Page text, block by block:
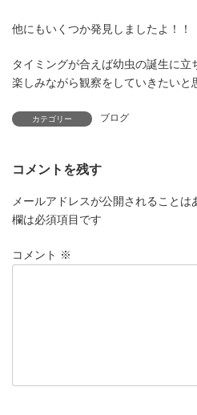
他にもいくつか発見しましたよ！！
タイミングが合えば幼虫の誕生に立
楽しみながら観察をしていきたいと
カテゴリー ブログ
コメントを残す
メールアドレスが公開されることは
欄は必須項目です
コメント ※